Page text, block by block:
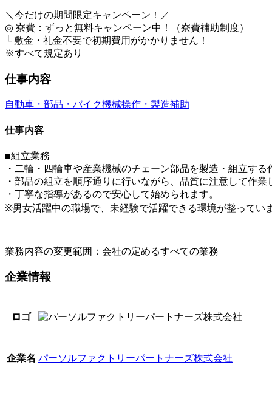
＼今だけの期間限定キャンペーン！／
◎ 寮費：ずっと無料キャンペーン中！（寮費補助制度）
└ 敷金・礼金不要で初期費用がかかりません！
※すべて規定あり
仕事内容
自動車・部品・バイク機械操作・製造補助
仕事内容
■組立業務
・二輪・四輪車や産業機械のチェーン部品を製造・組立する
・部品の組立を順序通りに行いながら、品質に注意して作業
・丁寧な指導があるので安心して始められます。
※男女活躍中の職場で、未経験で活躍できる環境が整っていま
業務内容の変更範囲：会社の定めるすべての業務
企業情報
ロゴ
企業名 パーソルファクトリーパートナーズ株式会社